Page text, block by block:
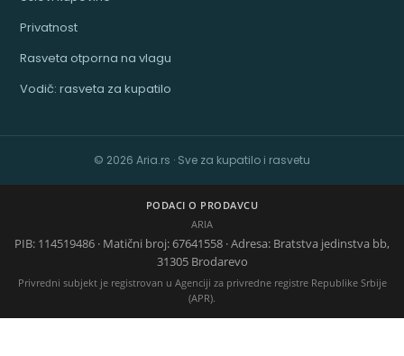
Privatnost
Rasveta otporna na vlagu
Vodič: rasveta za kupatilo
© 2026 Aria.rs · Sve za kupatilo i rasvetu
PODACI O PRODAVCU
ARIA
PIB: 114519486 · Matični broj: 67641558 · Adresa: Bratstva jedinstva bb,
31305 Brodarevo
Privredni subjekt je registrovan u Agenciji za privredne registre Republike Srbije
(APR).